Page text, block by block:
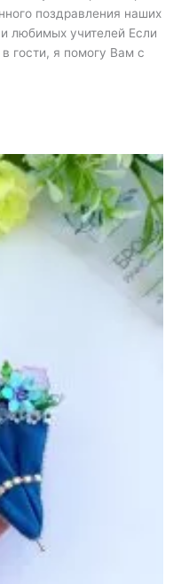
поздравления наших
любимых учителей Если
гости, я помогу Вам с